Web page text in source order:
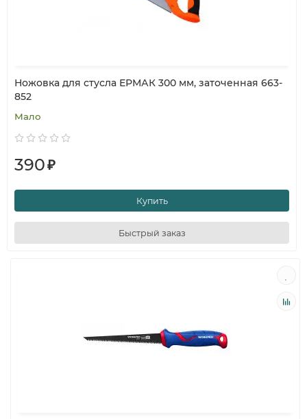
Ножовка для стусла ЕРМАК 300 мм, заточенная 663-
852
Мало
390₽
Купить
Быстрый заказ